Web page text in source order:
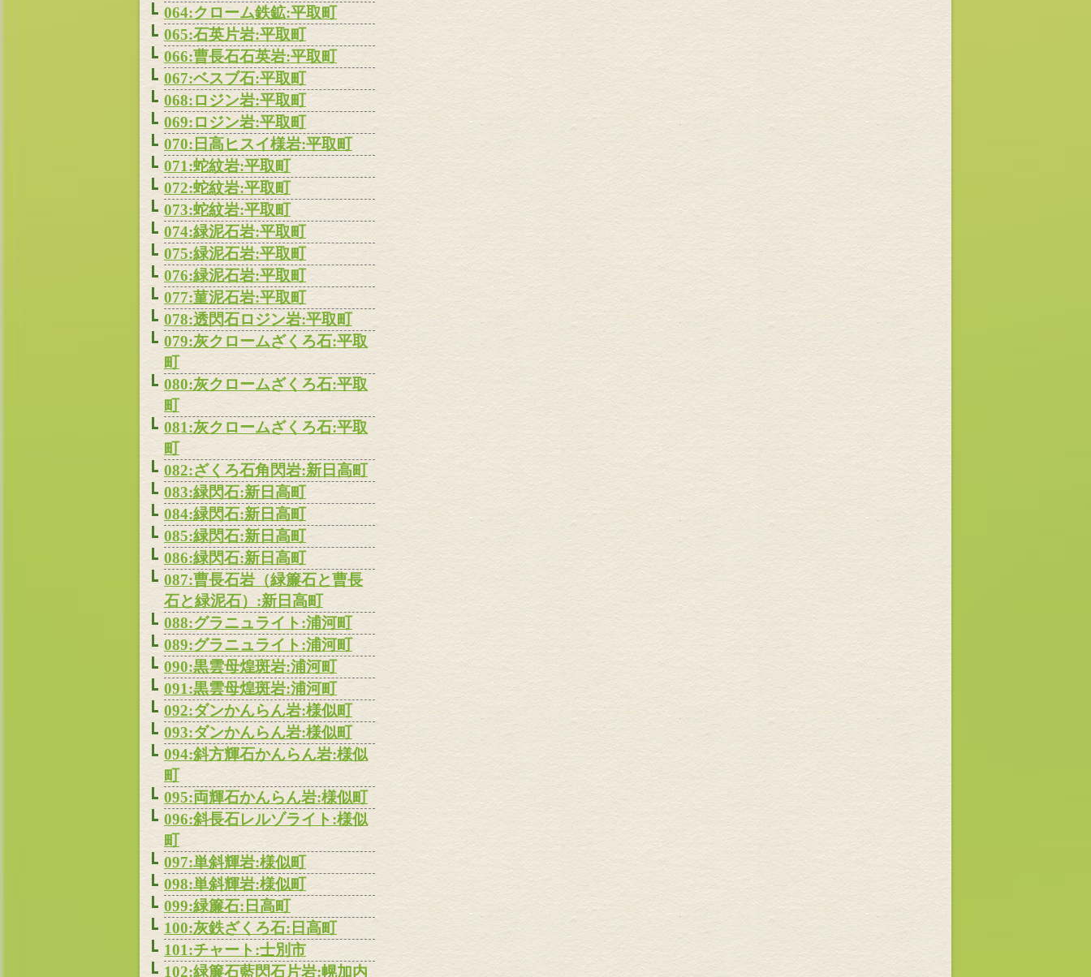
064:クローム鉄鉱:平取町
065:石英片岩:平取町
066:曹長石石英岩:平取町
067:ベスブ石:平取町
068:ロジン岩:平取町
069:ロジン岩:平取町
070:日高ヒスイ様岩:平取町
071:蛇紋岩:平取町
072:蛇紋岩:平取町
073:蛇紋岩:平取町
074:緑泥石岩:平取町
075:緑泥石岩:平取町
076:緑泥石岩:平取町
077:菫泥石岩:平取町
078:透閃石ロジン岩:平取町
079:灰クロームざくろ石:平取
町
080:灰クロームざくろ石:平取
町
081:灰クロームざくろ石:平取
町
082:ざくろ石角閃岩:新日高町
083:緑閃石:新日高町
084:緑閃石:新日高町
085:緑閃石:新日高町
086:緑閃石:新日高町
087:曹長石岩（緑簾石と曹長
石と緑泥石）:新日高町
088:グラニュライト:浦河町
089:グラニュライト:浦河町
090:黒雲母煌斑岩:浦河町
091:黒雲母煌斑岩:浦河町
092:ダンかんらん岩:様似町
093:ダンかんらん岩:様似町
094:斜方輝石かんらん岩:様似
町
095:両輝石かんらん岩:様似町
096:斜長石レルゾライト:様似
町
097:単斜輝岩:様似町
098:単斜輝岩:様似町
099:緑簾石:日高町
100:灰鉄ざくろ石:日高町
101:チャート:士別市
102:緑簾石藍閃石片岩:幌加内